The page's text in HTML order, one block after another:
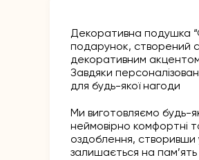
Декоративна подушка
подарунок, створений
декоративним
Завдяки
для будь-якої нагоди
Ми виготовляємо будь-
неймовірно комфортні
оздоблення, створивши
залишається на